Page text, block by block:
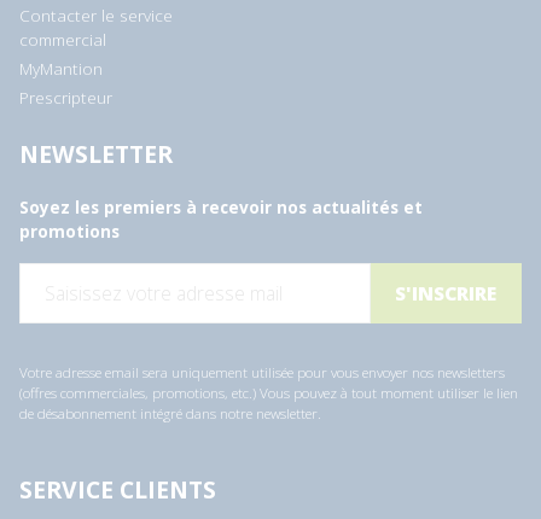
Contacter le service
commercial
MyMantion
Prescripteur
NEWSLETTER
Soyez les premiers à recevoir nos actualités et
promotions
a
*
Votre adresse email sera uniquement utilisée pour vous envoyer nos newsletters
(offres commerciales, promotions, etc.) Vous pouvez à tout moment utiliser le lien
de désabonnement intégré dans notre newsletter.
SERVICE CLIENTS